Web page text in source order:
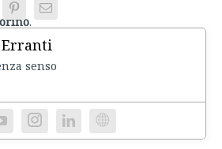
.
PinterestEmail
senso
Instagram Website